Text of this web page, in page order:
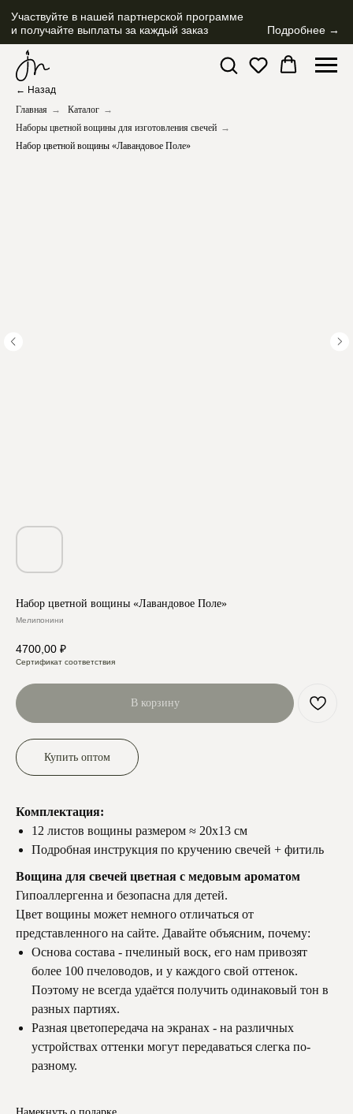
Участвуйте в нашей партнерской программе
и получайте выплаты за каждый заказ Подробнее →
← Назад
Главная → Каталог →
Наборы цветной вощины для изготовления свечей →
Набор цветной вощины «Лавандовое Поле»
Набор цветной вощины «Лавандовое Поле»
Мелипонини
4700,00 ₽
Сертификат соответствия
В корзину
Купить оптом
Комплектация:
12 листов вощины размером ≈ 20х13 см
Подробная инструкция по кручению свечей + фитиль
Вощина для свечей цветная с медовым ароматом
Гипоаллергенна и безопасна для детей.
Цвет вощины может немного отличаться от
представленного на сайте. Давайте объясним, почему:
Основа состава - пчелиный воск, его нам привозят
более 100 пчеловодов, и у каждого свой оттенок.
Поэтому не всегда удаётся получить одинаковый тон в
разных партиях.
Разная цветопередача на экранах - на различных
устройствах оттенки могут передаваться слегка по-
разному.